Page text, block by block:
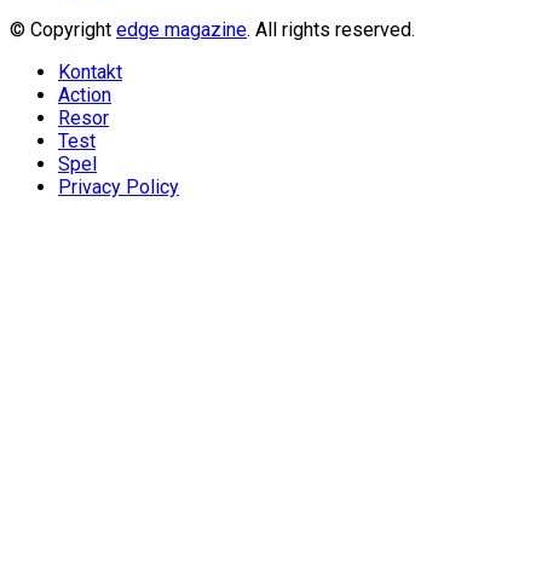
© Copyright edge magazine. All rights reserved.
Kontakt
Action
Resor
Test
Spel
Privacy Policy